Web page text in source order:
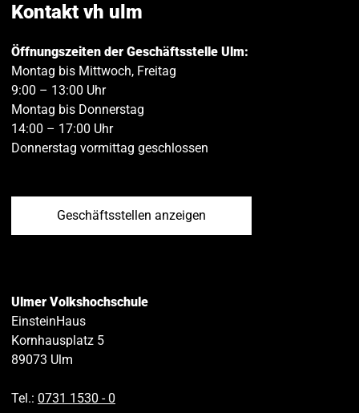
Kontakt vh ulm
Öffnungszeiten der Geschäftsstelle Ulm:
Montag bis Mittwoch, Freitag
9:00 – 13:00 Uhr
Montag bis Donnerstag
14:00 – 17:00 Uhr
Donnerstag vormittag geschlossen
Geschäftsstellen anzeigen
Ulmer Volkshochschule
EinsteinHaus
Kornhausplatz 5
89073 Ulm
Tel.: 0731 1530 ‑ 0